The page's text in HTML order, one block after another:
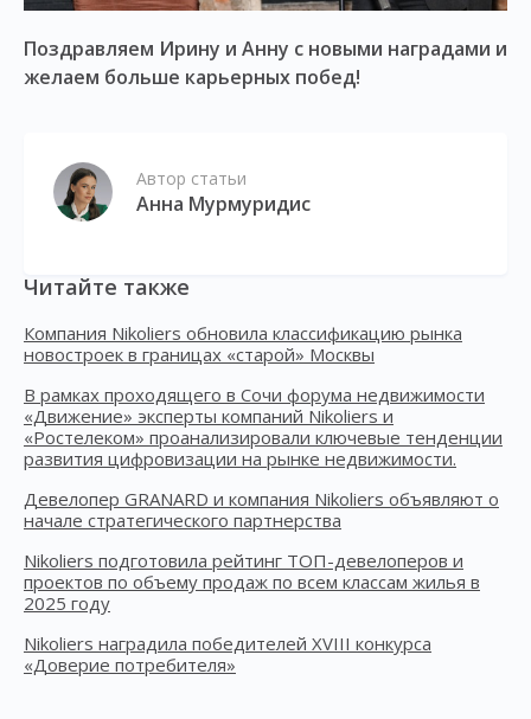
Поздравляем Ирину и Анну с новыми наградами и
желаем больше карьерных побед!
Автор статьи
Анна Мурмуридис
Читайте также
Компания Nikoliers обновила классификацию рынка
новостроек в границах «старой» Москвы
В рамках проходящего в Сочи форума недвижимости
«Движение» эксперты компаний Nikoliers и
«Ростелеком» проанализировали ключевые тенденции
развития цифровизации на рынке недвижимости.
Девелопер GRANARD и компания Nikoliers объявляют о
начале стратегического партнерства
Nikoliers подготовила рейтинг ТОП-девелоперов и
проектов по объему продаж по всем классам жилья в
2025 году
Nikoliers наградила победителей XVIII конкурса
«Доверие потребителя»